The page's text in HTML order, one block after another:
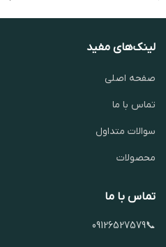
لینک‌های مفید
صفحه اصلی
تماس با ما
سوالات متداول
محصولات
تماس با ما
📞09126527579